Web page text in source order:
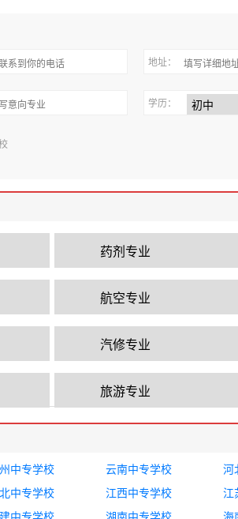
地址：
学历：
药剂专业
航空专业
汽修专业
旅游专业
中专学校 云南中专学校
河
中专学校 江西中专学校
江
中专学校 湖南中专学校 海